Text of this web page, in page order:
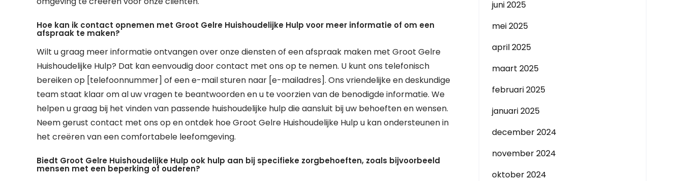
Hoe kan ik contact opnemen met Groot Gelre Huishoudelijke Hulp voor meer informatie of om een
afspraak te maken?
Wilt u graag meer informatie ontvangen over onze diensten of een afspraak maken met Groot Gelre
Huishoudelijke Hulp? Dat kan eenvoudig door contact met ons op te nemen. U kunt ons telefonisch
bereiken op [telefoonnummer] of een e-mail sturen naar [e-mailadres]. Ons vriendelijke en deskundige
team staat klaar om al uw vragen te beantwoorden en u te voorzien van de benodigde informatie. We
helpen u graag bij het vinden van passende huishoudelijke hulp die aansluit bij uw behoeften en wensen.
Neem gerust contact met ons op en ontdek hoe Groot Gelre Huishoudelijke Hulp u kan ondersteunen in
het creëren van een comfortabele leefomgeving.
Biedt Groot Gelre Huishoudelijke Hulp ook hulp aan bij specifieke zorgbehoeften, zoals bijvoorbeeld
mensen met een beperking of ouderen?
juni 2025
mei 2025
april 2025
maart 2025
februari 2025
januari 2025
december 2024
november 2024
oktober 2024